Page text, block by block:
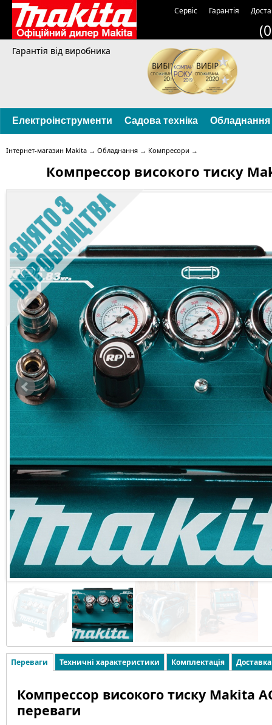
Сервіс Гарантія
Гарантія від виробника
Електроінструменти Садова техніка Обладнання
Інтернет-магазин Makita → Обладнання → Компресори →
Компрессор високого тиску
Переваги Техничні характеристики Комплектація
Компрессор високого тиску Makita
переваги